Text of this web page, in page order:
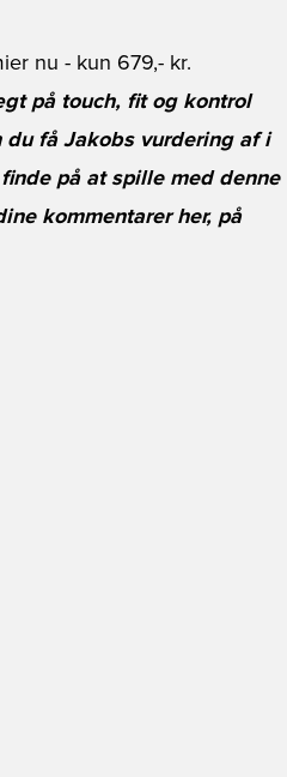
nu - kun 679,- kr.
på touch, fit og kontrol
du få Jakobs vurdering af i
på at spille med denne
kommentarer her, på